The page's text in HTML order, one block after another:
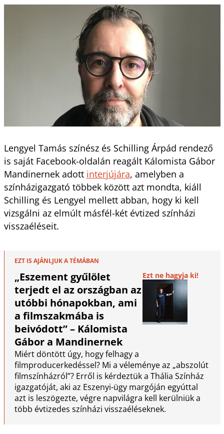
Lengyel Tamás színész és Schilling Árpád rendező
is saját Facebook-oldalán reagált Kálomista Gábor
Mandinernek adott interjújára, amelyben a
színházigazgató többek között azt mondta, kiáll
Schilling és Lengyel mellett abban, hogy ki kell
vizsgálni az elmúlt másfél-két évtized színházi
visszaéléseit.
EZT IS AJÁNLJUK A TÉMÁBAN
„Eszement gyűlölet
terjedt el az országban az
utóbbi hónapokban, ami
a filmszakmába is
beivódott” – Kálomista
Gábor a Mandinernek
Ezt ne hagyja ki!
Miért döntött úgy, hogy felhagy a
filmproducerkedéssel? Mi a véleménye az „abszolút
filmszínházról”? Erről is kérdeztük a Thália Színház
igazgatóját, aki az Eszenyi-ügy margóján egyúttal
azt is leszögezte, végre napvilágra kell kerülniük a
több évtizedes színházi visszaéléseknek.